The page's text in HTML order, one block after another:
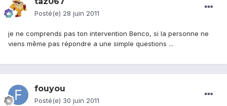
Posté(e) 28 juin 2011
je ne comprends pas ton intervention Benco, si la personne ne
viens même pas répondre a une simple questions ...
fouyou
Posté(e) 30 juin 2011